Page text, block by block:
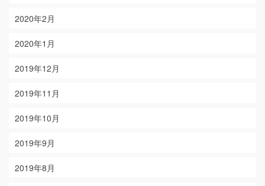
2020年2月
2020年1月
2019年12月
2019年11月
2019年10月
2019年9月
2019年8月